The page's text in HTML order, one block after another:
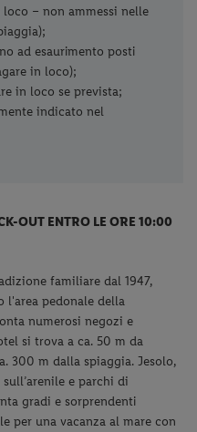
– non ammessi nelle
ad esaurimento posti
in loco);
in loco se prevista;
indicato nel
OUT ENTRO LE ORE 10:00
familiare dal 1947,
l'area pedonale della
numerosi negozi e
si trova a ca. 50 m da
300 m dalla spiaggia. Jesolo,
e parchi di
gradi e sorprendenti
per una vacanza al mare con